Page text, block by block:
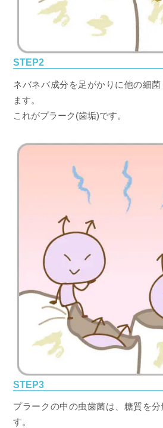
STEP2
ネバネバ成分を足がかりに他の細
ます。
これがプラーク(歯垢)です。
STEP3
プラークの中の虫歯菌は、糖質を
す。